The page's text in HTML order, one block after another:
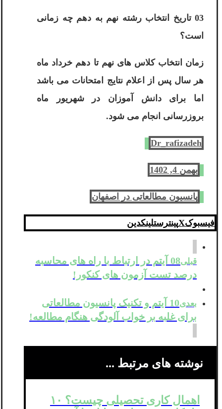
03 تاریخ انتخاب رشته نهم به دهم چه زمانی
است؟
زمان انتخاب کلاس های نهم تا دهم خرداد ماه
هر سال پس از اعلام نتایج امتحانات می باشد
اما برای دانش آموزان در شهریور ماه
بروزرسانی انجام می شود.
Dr_rafizadeh
بهمن 4, 1402
پانسیون مطالعاتی در اصفهان
فیسبوکXپینترستلینکدین
قبلی
08 آیتم در ارتباط با راه های محاسبه
درصد تست آزمون های کنکور!
بعدی
10 آیتم و تکنیک پانسیون مطالعاتی
برای غلبه بر خواب آلودگی هنگام مطالعه!
نوشته های مرتبط ...
اهمال کاری تحصیلی چیست؟ ۱۰